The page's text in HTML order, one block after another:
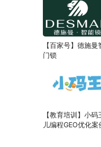
【百家号】德施曼
门锁
【教育培训】小码
儿编程GEO优化案